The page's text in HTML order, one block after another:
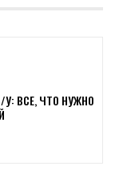
У: ВСЕ, ЧТО НУЖНО